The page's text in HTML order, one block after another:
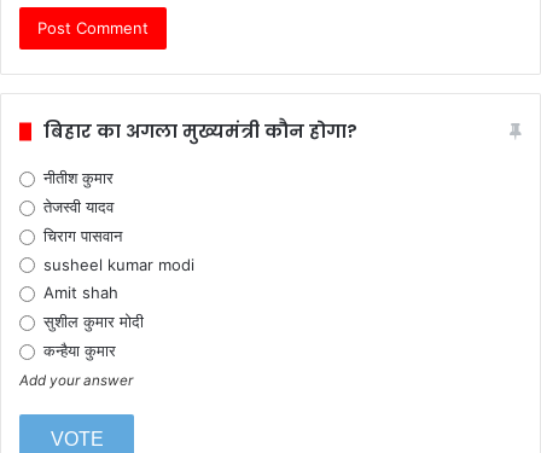
बिहार का अगला मुख्यमंत्री कौन होगा?
नीतीश कुमार
तेजस्वी यादव
चिराग पासवान
susheel kumar modi
Amit shah
सुशील कुमार मोदी
कन्हैया कुमार
Add your answer